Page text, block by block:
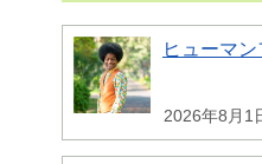
ヒューマ
2026年8月1